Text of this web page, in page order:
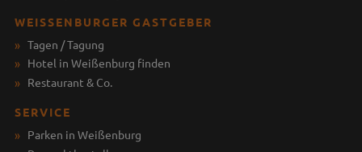
WEISSENBURGER GASTGEBER
Tagen / Tagung
Hotel in Weißenburg finden
Restaurant & Co.
SERVICE
Parken in Weißenburg